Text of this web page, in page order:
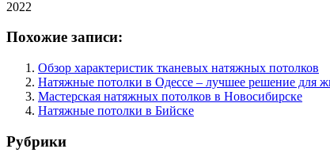
2022
Похожие записи:
Обзор характеристик тканевых натяжных потолков
Натяжные потолки в Одессе – лучшее решение для
Мастерская натяжных потолков в Новосибирске
Натяжные потолки в Бийске
Рубрики